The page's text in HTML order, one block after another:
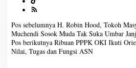
N
a
v
i
Pos sebelumnyaH. Robin Hood, Tokoh
Muchendi Sosok Muda Tak Suka Umbar
Pos berikutnyaRibuan PPPK OKI Ikuti
Nilai, Tugas dan Fungsi ASN